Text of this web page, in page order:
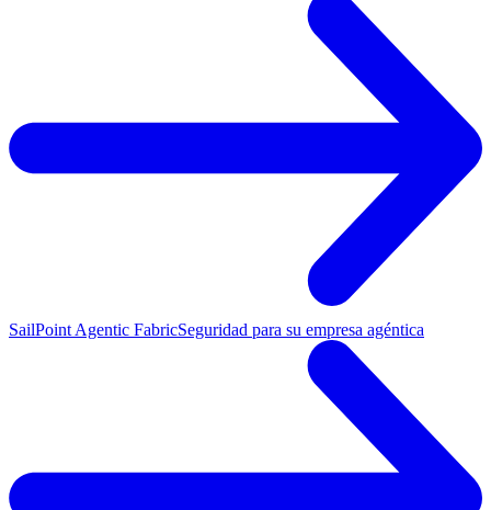
SailPoint Agentic FabricSeguridad para su empresa agéntica